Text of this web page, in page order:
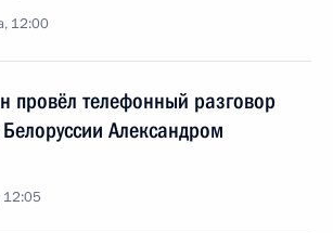
12:00
провёл телефонный разговор
Александром
12:05